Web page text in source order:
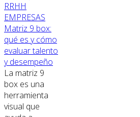
RRHH
EMPRESAS
Matriz 9 box:
qué es y cómo
evaluar talento
y desempeño
La matriz 9
box es una
herramienta
visual que